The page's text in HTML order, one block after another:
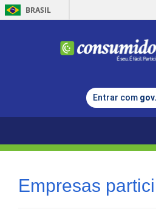
BRASIL
Entrar com
Empresas